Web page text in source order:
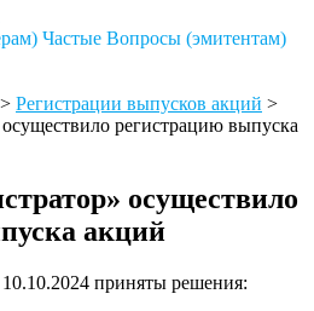
Частые Вопросы (эмитентам)
> Регистрации выпусков акций >
регистрацию выпуска
осуществило
акций
приняты решения: